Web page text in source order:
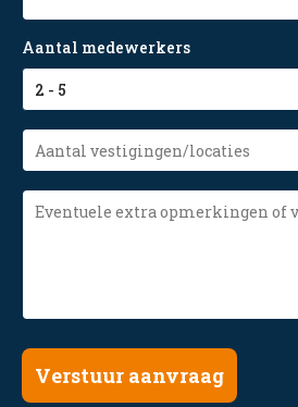
Aantal medewerkers
Aantal
vestigingen/locaties
Eventuele
extra